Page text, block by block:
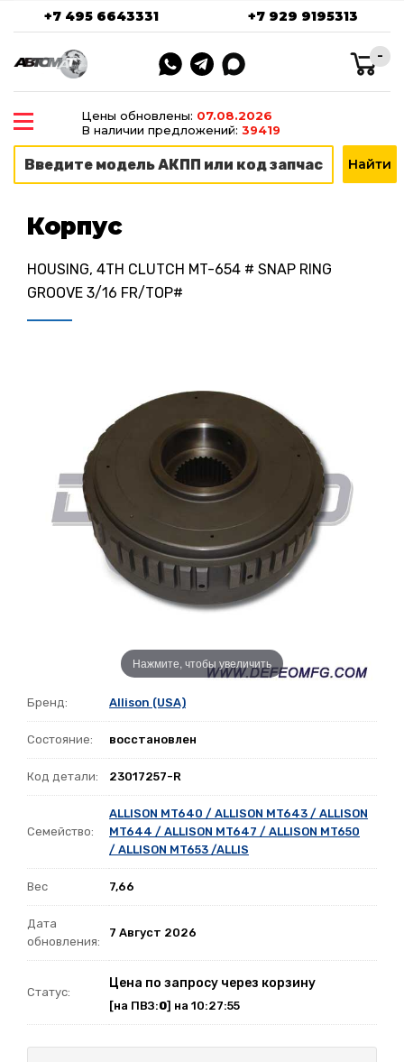
+7 495 6643331 +7 929 9195313
-
Цены обновлены: 07.08.2026
В наличии предложений: 39419
Корпус
HOUSING, 4TH CLUTCH MT-654 # SNAP RING
GROOVE 3/16 FR/TOP#
Нажмите, чтобы увеличить
Бренд: Allison (USA)
Состояние: восстановлен
Код детали: 23017257-R
Семейство:
ALLISON MT640 / ALLISON MT643 / ALLISON
MT644 / ALLISON MT647 / ALLISON MT650
/ ALLISON MT653 /ALLIS
Вес 7,66
Дата
обновления:
7 Август 2026
Статус:
Цена по запросу через корзину
[на ПВЗ:0] на 10:27:55